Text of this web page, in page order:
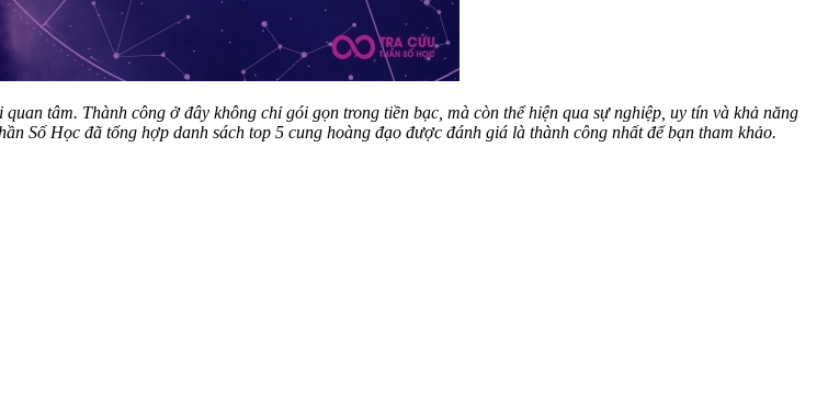
tâm. Thành công ở đây không chỉ gói gọn trong tiền bạc, mà còn thể hiện qua sự nghiệp, uy tín và khả năng
Số Học đã tổng hợp danh sách top 5 cung hoàng đạo được đánh giá là thành công nhất để bạn tham khảo.